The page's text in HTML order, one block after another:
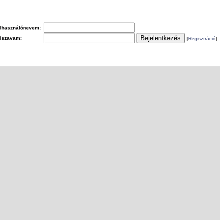
[Regisztráció]